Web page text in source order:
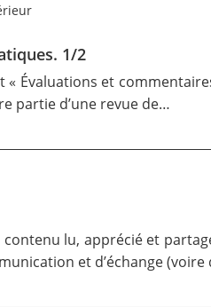
1/2
Évaluations et
partie d’une revue de…
lu, apprécié et
et d’échange